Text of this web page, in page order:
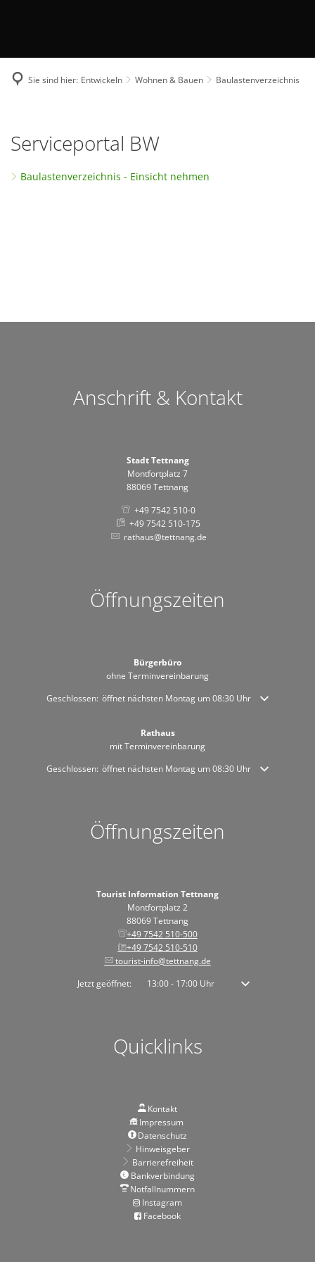
Sie sind hier: Entwickeln Wohnen & Bauen Baulastenverzeichnis
Serviceportal BW
Baulastenverzeichnis - Einsicht nehmen
Anschrift & Kontakt
Stadt Tettnang
Montfortplatz 7
88069 Tettnang
+49 7542 510-0
+49 7542 510-175
rathaus@tettnang.de
Öffnungszeiten
Bürgerbüro
ohne Terminvereinbarung
Klicken, um weitere Öffnungs- oder Schließzeiten auszublenden
Geschlossen: öffnet nächsten Montag um 08:30 Uhr
Rathaus
mit Terminvereinbarung
Klicken, um weitere Öffnungs- oder Schließzeiten auszublenden
Geschlossen: öffnet nächsten Montag um 08:30 Uhr
Öffnungszeiten
Tourist Information Tettnang
Montfortplatz 2
88069 Tettnang
+49 7542 510-500
+49 7542 510-510
tourist-info@tettnang.de
Klicken, um weitere Öffnungs- oder Schließzeiten auszublenden
Jetzt geöffnet: 13:00- 17:00Uhr Von 13:00 bis 17:00
Quicklinks
Kontakt
Impressum
Datenschutz
Hinweisgeber
Barrierefreiheit
Bankverbindung
Notfallnummern
Instagram
Facebook